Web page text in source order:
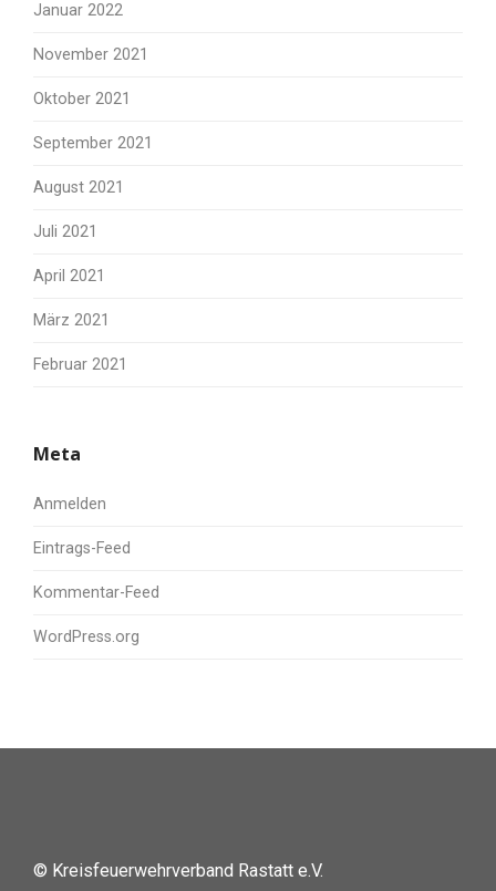
Januar 2022
November 2021
Oktober 2021
September 2021
August 2021
Juli 2021
April 2021
März 2021
Februar 2021
Meta
Anmelden
Eintrags-Feed
Kommentar-Feed
WordPress.org
© Kreisfeuerwehrverband Rastatt e.V.